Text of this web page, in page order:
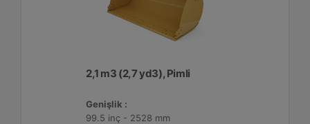
2,1 m3 (2,7 yd3), Pimli
Genişlik :
99.5 inç - 2528 mm